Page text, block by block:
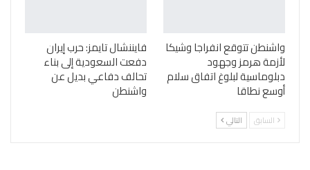
واشنطن تتوقع انفراجا وشيكا
لأزمة هرمز وجهود
دبلوماسية لبلوغ اتفاق سلام
أوسع نطاقا
فايننشال تايمز: حرب إيران
دفعت السعودية إلى بناء
تحالف دفاعي بديل عن
واشنطن
السابق التالي